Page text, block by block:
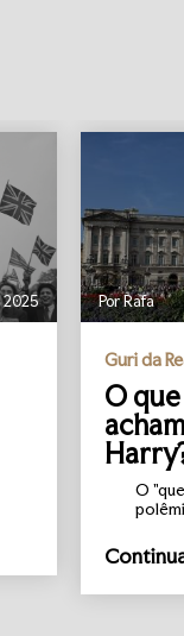
2025 Por Rafa
Guri da
O
O